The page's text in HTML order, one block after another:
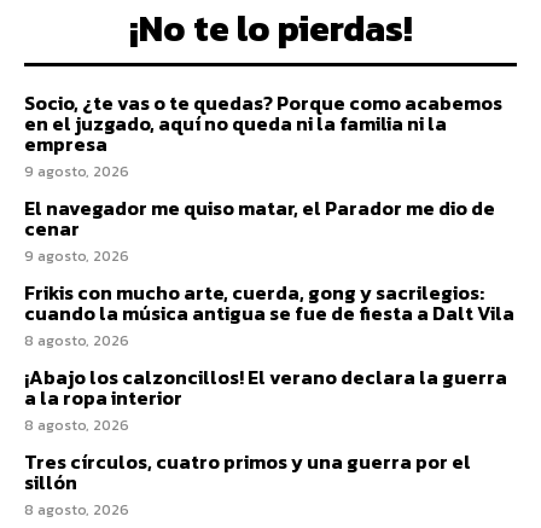
¡No te lo pierdas!
Socio, ¿te vas o te quedas? Porque como acabemos
en el juzgado, aquí no queda ni la familia ni la
empresa
9 agosto, 2026
El navegador me quiso matar, el Parador me dio de
cenar
9 agosto, 2026
Frikis con mucho arte, cuerda, gong y sacrilegios:
cuando la música antigua se fue de fiesta a Dalt Vila
8 agosto, 2026
¡Abajo los calzoncillos! El verano declara la guerra
a la ropa interior
8 agosto, 2026
Tres círculos, cuatro primos y una guerra por el
sillón
8 agosto, 2026